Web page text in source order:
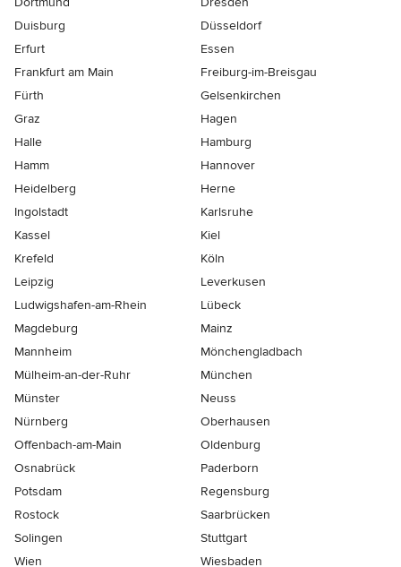
Duisburg
Düsseldorf
Erfurt
Essen
Frankfurt am Main
Freiburg-im-Breisgau
Fürth
Gelsenkirchen
Graz
Hagen
Halle
Hamburg
Hamm
Hannover
Heidelberg
Herne
Ingolstadt
Karlsruhe
Kassel
Kiel
Krefeld
Köln
Leipzig
Leverkusen
Ludwigshafen-am-Rhein
Lübeck
Magdeburg
Mainz
Mannheim
Mönchen­gladbach
Mülheim-an-der-Ruhr
München
Münster
Neuss
Nürnberg
Oberhausen
Offenbach-am-Main
Oldenburg
Osnabrück
Paderborn
Potsdam
Regensburg
Rostock
Saarbrücken
Solingen
Stuttgart
Wien
Wiesbaden